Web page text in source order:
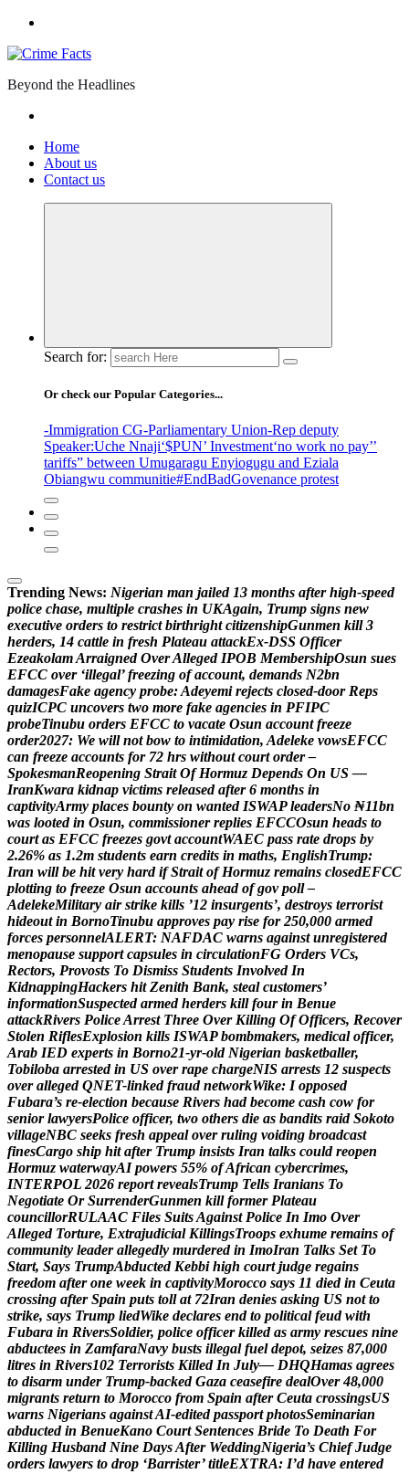
Beyond the Headlines
Home
About us
Contact us
Search for:
Or check our Popular Categories...
-Immigration CG-Parliamentary Union-Rep deputy
Speaker:Uche Nnaji‘$PUN’ Investment‘no work no pay’’
tariffs” between Umugaragu Enyiogugu and Eziala
Obiangwu communitie#EndBadGovenance protest
Trending News: Nigerian man jailed 13 months after high-speed
police chase, multiple crashes in UKAgain, Trump signs new
executive orders to restrict birthright citizenshipGunmen kill 3
herders, 14 cattle in fresh Plateau attackEx-DSS Officer
EzeakolamArraigned OverAlleged IPOB MembershipOsun sues
EFCC over ‘illegal’ freezing of account, demands N2bn
damagesFake agency probe:Adeyemi rejects closed-door Reps
quizICPC uncovers two more fake agencies in PFIPC
probeTinubu orders EFCC to vacate Osun account freeze
order2027: We will not bow to intimidation, Adeleke vowsEFCC
can freeze accounts for 72 hrs without court order –
SpokesmanReopening Strait Of Hormuz Depends On US —
IranKwara kidnap victims released after 6 months in
captivityArmy places bounty on wanted ISWAP leadersNo ₦11bn
was looted in Osun, commissioner replies EFCCOsun heads to
court as EFCC freezes govt accountWAEC pass rate drops by
2.26% as 1.2m students earn credits in maths, EnglishTrump:
Iran will be hit very hard if Strait of Hormuz remains closedEFCC
plotting to freeze Osun accounts ahead of gov poll –
AdelekeMilitary air strike kills ’12 insurgents’, destroys terrorist
hideout in BornoTinubu approves pay rise for 250,000 armed
forces personnelALERT: NAFDAC warns against unregistered
menopause support capsules in circulationFG Orders VCs,
Rectors, Provosts To Dismiss Students Involved In
KidnappingHackers hit Zenith Bank, steal customers’
informationSuspected armed herders kill four in Benue
attackRivers PoliceArrest Three Over Killing Of Officers, Recover
Stolen RiflesExplosion kills ISWAP bombmakers, medical officer,
Arab IED experts in Borno21-yr-old Nigerian basketballer,
Tobiloba arrested in US over rape chargeNIS arrests 12 suspects
over alleged QNET-linked fraud networkWike: I opposed
Fubara’s re-election because Rivers had become cash cow for
senior lawyersPolice officer, two others die as bandits raid Sokoto
villageNBC seeks fresh appeal over ruling voiding broadcast
finesCargo ship hit after Trump insists Iran talks could reopen
Hormuz waterwayAI powers 55% ofAfrican cybercrimes,
INTERPOL 2026 report revealsTrump Tells Iranians To
Negotiate Or SurrenderGunmen kill former Plateau
councillorRULAAC Files SuitsAgainst Police In Imo Over
Alleged Torture, Extrajudicial KillingsTroops exhume remains of
community leader allegedly murdered in ImoIran Talks Set To
Start, Says TrumpAbducted Kebbi high court judge regains
freedom after one week in captivityMorocco says 11 died in Ceuta
crossing after Spain puts toll at 72Iran denies asking US not to
strike, says Trump liedWike declares end to political feud with
Fubara in RiversSoldier, police officer killed as army rescues nine
abductees in ZamfaraNavy busts illegal fuel depot, seizes 87,000
litres in Rivers102 Terrorists Killed In July— DHQHamas agrees
to disarm under Trump-backed Gaza ceasefire dealOver 48,000
migrants return to Morocco from Spain after Ceuta crossingsUS
warns Nigerians againstAI-edited passport photosSeminarian
abducted in BenueKano Court Sentences Bride To Death For
Killing Husband Nine DaysAfter WeddingNigeria’s Chief Judge
orders lawyers to drop ‘Barrister’ titleEXTRA: I’d have entered